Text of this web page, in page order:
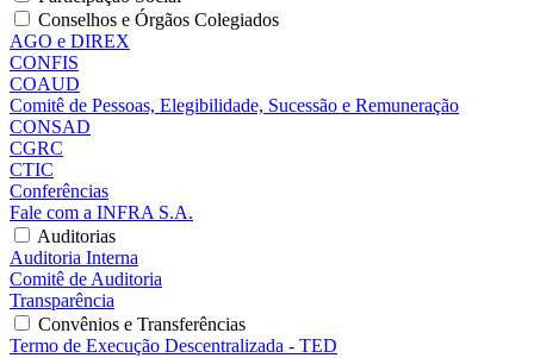
Conselhos e Órgãos Colegiados
AGO e DIREX
CONFIS
COAUD
Comitê de Pessoas, Elegibilidade, Sucessão e Remuneração
CONSAD
CGRC
CTIC
Conferências
Fale com a INFRA S.A.
Auditorias
Auditoria Interna
Comitê de Auditoria
Transparência
Convênios e Transferências
Termo de Execução Descentralizada - TED